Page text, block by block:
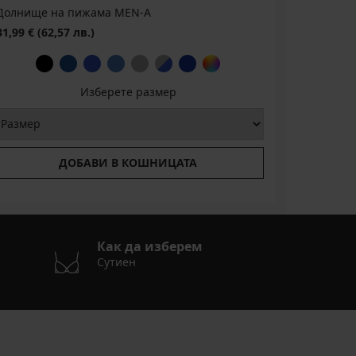
на пижама MEN-A
€ (62,57 лв.)
Изберете размер
ДОБАВИ В КОШНИЦАТА
Как да изберем
Сутиен